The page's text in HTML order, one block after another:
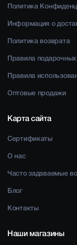
Политика
Информация о
Политика возврата
Правила
Правила
Оптовые продажи
Карта сайта
Сертификаты
О нас
Часто задаваемые
Блог
Контакты
Наши магазины